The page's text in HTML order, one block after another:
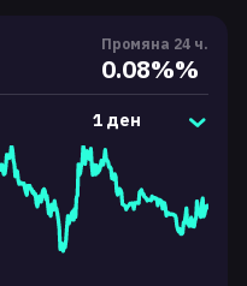
Промяна 24 ч.
0.08%%
1 ден